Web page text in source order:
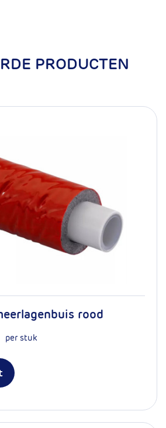
CV / Drinkwater / Lucht
10 jaar
50 jaar
16.100.0701
PRODUCTEN
rood
per stuk